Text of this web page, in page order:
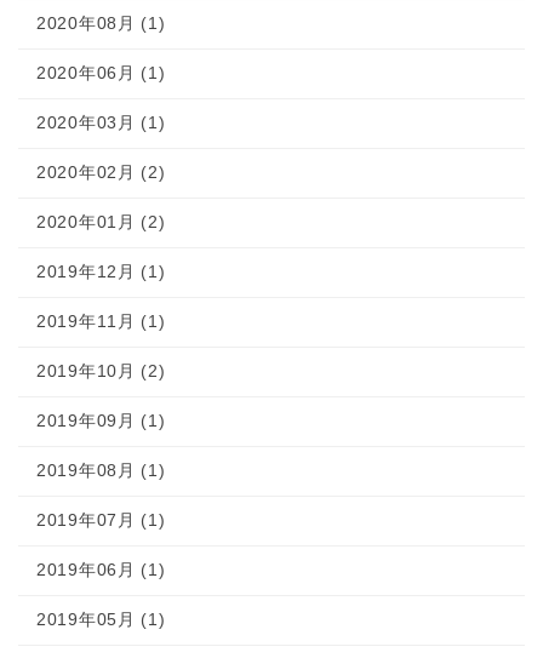
2020年08月 (1)
2020年06月 (1)
2020年03月 (1)
2020年02月 (2)
2020年01月 (2)
2019年12月 (1)
2019年11月 (1)
2019年10月 (2)
2019年09月 (1)
2019年08月 (1)
2019年07月 (1)
2019年06月 (1)
2019年05月 (1)